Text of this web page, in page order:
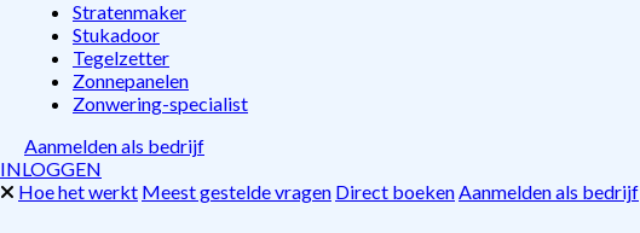
Stratenmaker
Stukadoor
Tegelzetter
Zonnepanelen
Zonwering-specialist
Aanmelden als bedrijf
INLOGGEN
Hoe het werkt Meest gestelde vragen Direct boekenAanmelden als bedrijf